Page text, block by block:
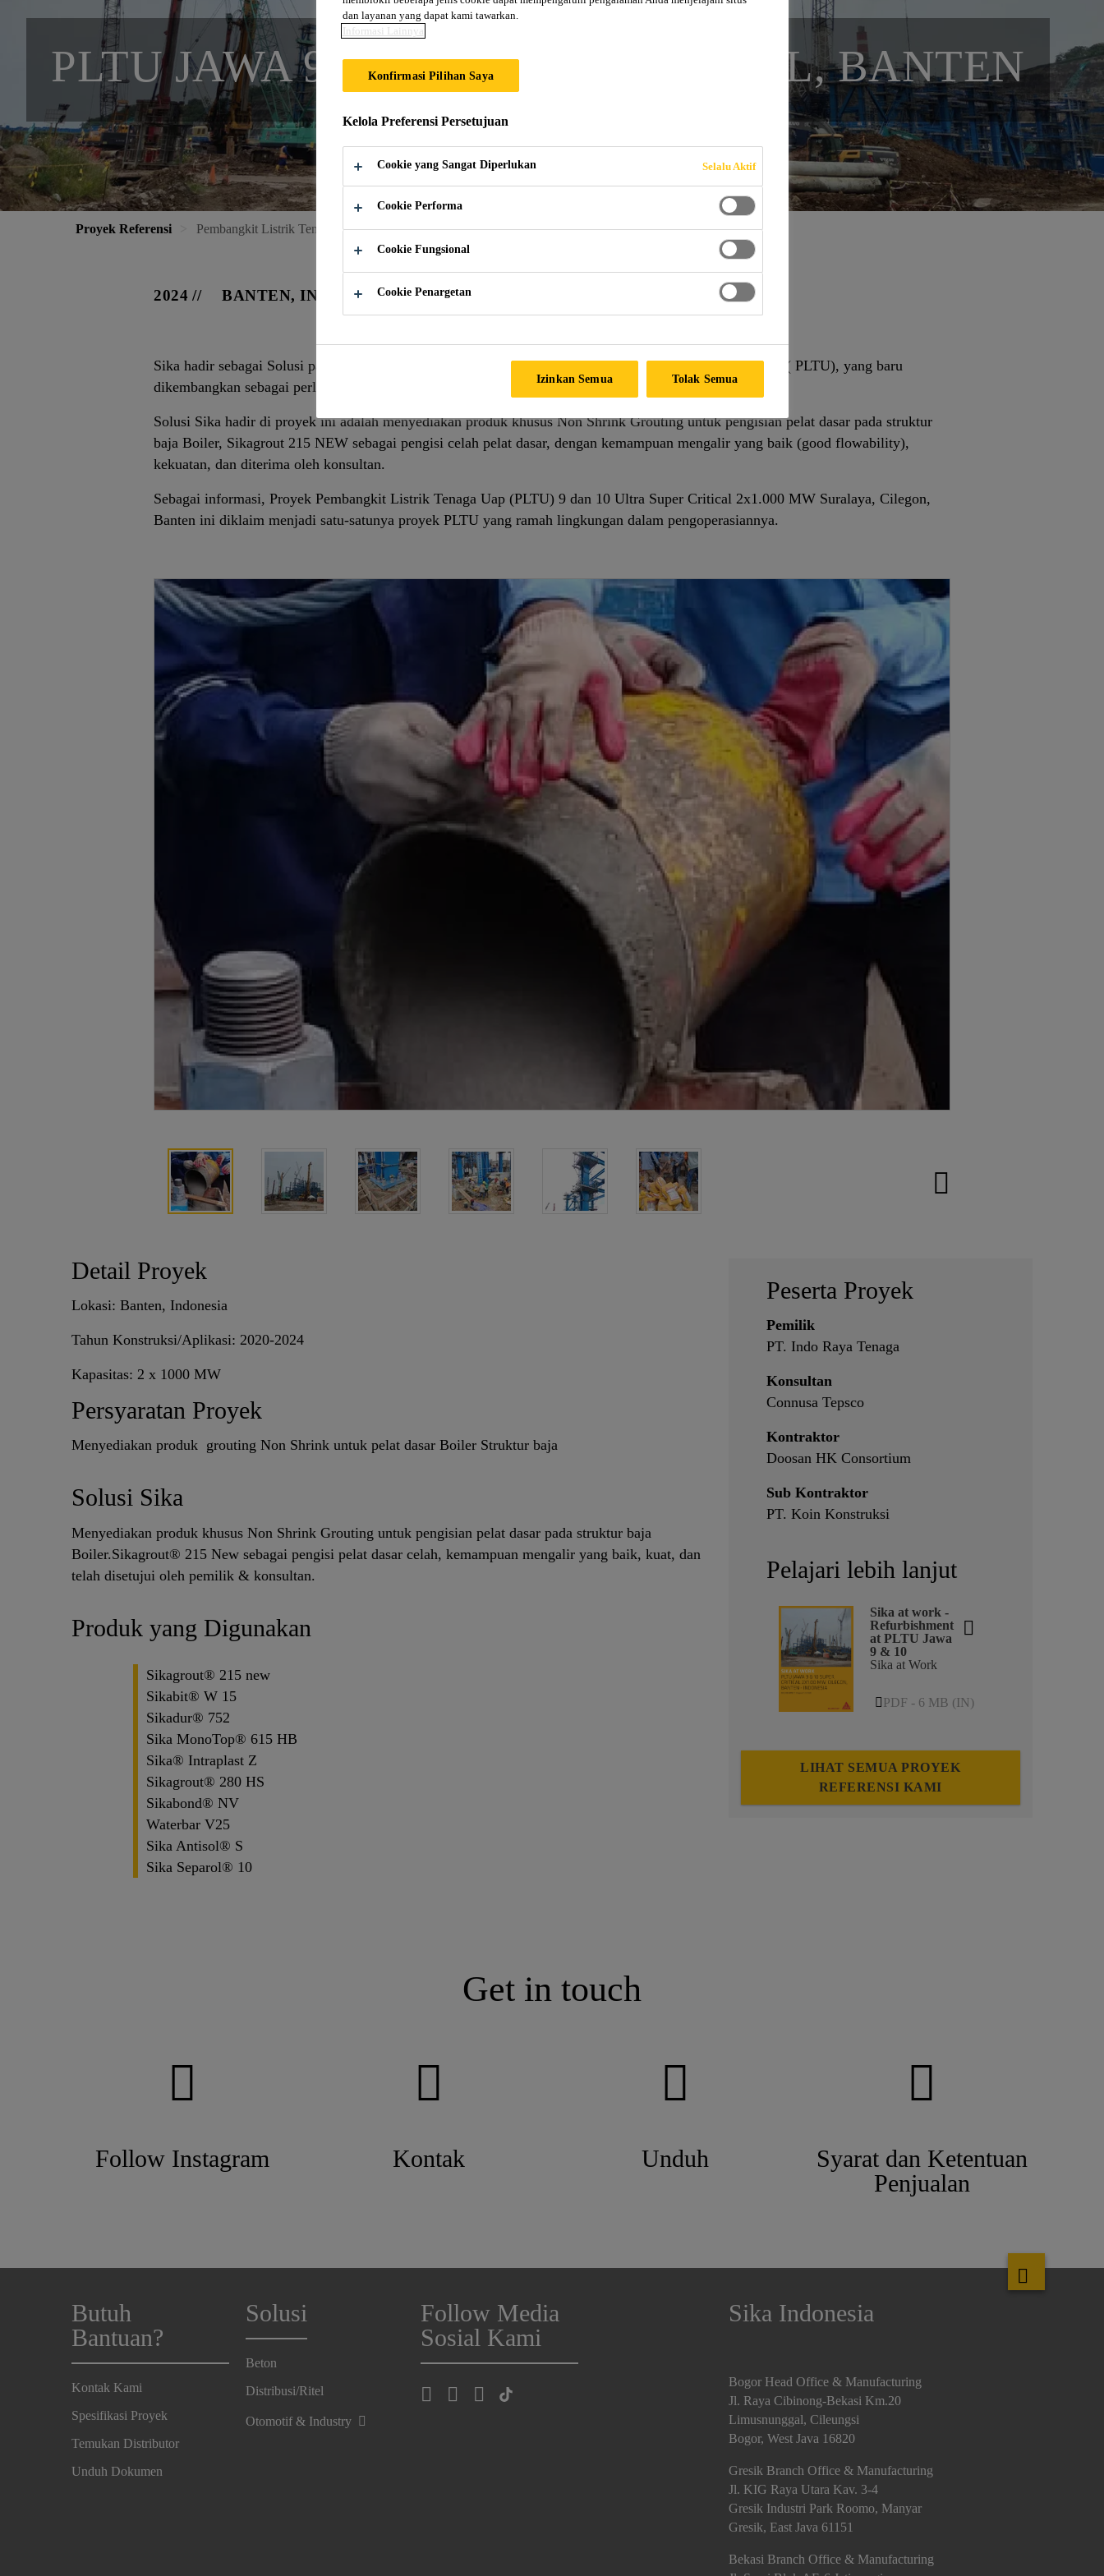
PLTU JAWA 9 & 10 SUPER CRITICAL, BANTEN
Proyek Referensi Pembangkit Listrik Tenaga Uap (PLTU) Jawa 9 & 10
2024 BANTEN, INDONESIA
Sika hadir sebagai Solusi pada Proyek PLTU Jawa 9&10 adalah dua unit Pembangkit Listrik Tenaga Uap ( PLTU), yang baru
dikembangkan sebagai perluasan dari PLTU Suralaya yang sudah ada dan terletak di Banten, Indonesia.
Solusi Sika hadir di proyek ini adalah menyediakan produk khusus Non Shrink Grouting untuk pengisian pelat dasar pada struktur
baja Boiler, Sikagrout 215 NEW sebagai pengisi celah pelat dasar, dengan kemampuan mengalir yang baik (good flowability),
kekuatan, dan diterima oleh konsultan.
Sebagai informasi, Proyek Pembangkit Listrik Tenaga Uap (PLTU) 9 dan 10 Ultra Super Critical 2x1.000 MW Suralaya, Cilegon,
Banten ini diklaim menjadi satu-satunya proyek PLTU yang ramah lingkungan dalam pengoperasiannya.
Detail Proyek
Lokasi: Banten, Indonesia
Tahun Konstruksi/Aplikasi: 2020-2024
Kapasitas: 2 x 1000 MW
Persyaratan Proyek
Menyediakan produk grouting Non Shrink untuk pelat dasar Boiler Struktur baja
Solusi Sika
Menyediakan produk khusus Non Shrink Grouting untuk pengisian pelat dasar pada struktur baja
Boiler.Sikagrout® 215 New sebagai pengisi pelat dasar celah, kemampuan mengalir yang baik, kuat, dan
telah disetujui oleh pemilik & konsultan.
Produk yang Digunakan
Sikagrout® 215 new
Sikabit® W 15
Sikadur® 752
Sika MonoTop® 615 HB
Sika® Intraplast Z
Sikagrout® 280 HS
Sikabond® NV
Waterbar V25
Sika Antisol® S
Sika Separol® 10
Peserta Proyek
Pemilik
PT. Indo Raya Tenaga
Konsultan
Connusa Tepsco
Kontraktor
Doosan HK Consortium
Sub Kontraktor
PT. Koin Konstruksi
Pelajari lebih lanjut
Sika at work -
Refurbishment
at PLTU Jawa
9 & 10
Sika at Work
PDF - 6 MB (IN)
LIHAT SEMUA PROYEK
REFERENSI KAMI
Get in touch
Follow Instagram Kontak Unduh
Syarat dan Ketentuan
Penjualan
Butuh
Bantuan?
Kontak Kami
Spesifikasi Proyek
Temukan Distributor
Unduh Dokumen
Solusi
Beton
Distribusi/Ritel
Otomotif & Industry
Follow Media
Sosial Kami
Sika Indonesia
Bogor Head Office & Manufacturing
Jl. Raya Cibinong-Bekasi Km.20
Limusnunggal, Cileungsi
Bogor, West Java 16820
Gresik Branch Office & Manufacturing
Jl. KIG Raya Utara Kav. 3-4
Gresik Industri Park Roomo, Manyar
Gresik, East Java 61151
Bekasi Branch Office & Manufacturing
dan layanan yang dapat kami tawarkan.
Informasi Lainnya
Konfirmasi Pilihan Saya
Kelola Preferensi Persetujuan
Cookie yang Sangat Diperlukan Selalu Aktif
Cookie Performa
Cookie Fungsional
Cookie Penargetan
Tolak Semua
Izinkan Semua